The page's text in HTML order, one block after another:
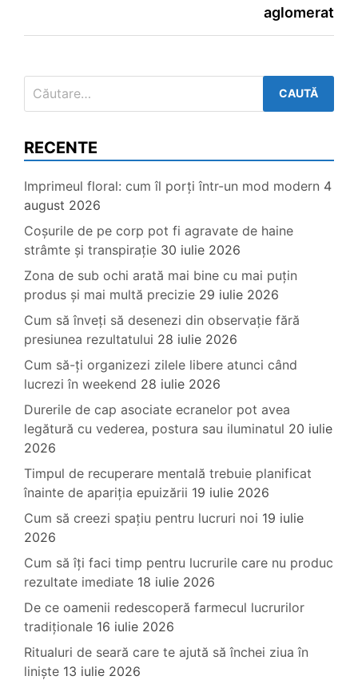
aglomerat
după:
RECENTE
Imprimeul floral: cum îl porți într-un mod modern 4
august 2026
Coșurile de pe corp pot fi agravate de haine
strâmte și transpirație 30 iulie 2026
Zona de sub ochi arată mai bine cu mai puțin
produs și mai multă precizie 29 iulie 2026
Cum să înveți să desenezi din observație fără
presiunea rezultatului 28 iulie 2026
Cum să-ți organizezi zilele libere atunci când
lucrezi în weekend 28 iulie 2026
Durerile de cap asociate ecranelor pot avea
legătură cu vederea, postura sau iluminatul 20 iulie
2026
Timpul de recuperare mentală trebuie planificat
înainte de apariția epuizării 19 iulie 2026
Cum să creezi spațiu pentru lucruri noi 19 iulie
2026
Cum să îți faci timp pentru lucrurile care nu produc
rezultate imediate 18 iulie 2026
De ce oamenii redescoperă farmecul lucrurilor
tradiționale 16 iulie 2026
Ritualuri de seară care te ajută să închei ziua în
liniște 13 iulie 2026